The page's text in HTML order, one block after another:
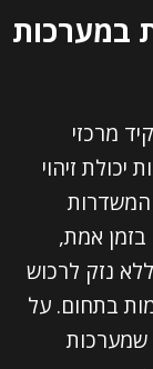
במערכות
מרכזי
זיהוי
המשדרות
בזמן אמת,
נזק לרכוש
בתחום. על
שמערכות